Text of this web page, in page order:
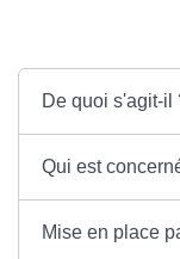
De quoi s'agit-il
Qui est
Mise en place